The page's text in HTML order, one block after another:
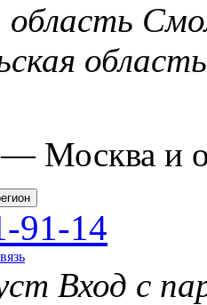
область
— Москва и
91-14
Вход с